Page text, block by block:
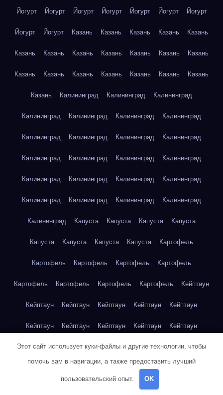
Йогурт Йогурт Йогурт Йогурт Йогурт Йогурт Йогурт
Йогурт Йогурт Казань Казань Казань Казань Казань
Казань Казань Казань Казань Казань Казань Казань
Казань Казань Казань Казань Казань Казань Казань
Казань Калининград Калининград Калининград
Калининград Калининград Калининград Калининград
Калининград Калининград Калининград Калининград
Калининград Калининград Калининград Калининград
Калининград Калининград Калининград Калининград
Калининград Калининград Калининград Калининград
Калининград Капуста Капуста Капуста Капуста
Капуста Капуста Капуста Капуста Картофель
Картофель Картофель Картофель Картофель
Картофель Картофель Картофель Картофель Кейптаун
Кейптаун Кейптаун Кейптаун Кейптаун Кейптаун
Кейптаун Кейптаун Кейптаун Кейптаун Кейптаун
Кейптаун Кейптаун Кейптаун Кейптаун Кейптаун
Кейптаун
Клубника
Этот сайт использует куки-файлы и другие технологии, чтобы
помочь вам в навигации, а также предоставить лучший
пользовательский опыт. OK